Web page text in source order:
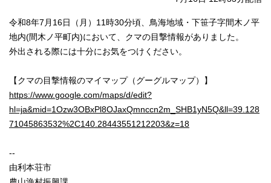
令和8年7月16日（月）11時30分頃、鳥海地域・下笹子字間木ノ平
地内(間木ノ平町内)において、クマの目撃情報がありました。
外出される際には十分にお気をつけください。
【クマの目撃情報のマイマップ（グーグルマップ）】
https://www.google.com/maps/d/edit?
hl=ja&mid=1Ozw3OBxPl8OJaxQmnccn2m_SHB1yN5Q&ll=39.128
71045863532%2C140.28443551212203&z=18
--
由利本荘市